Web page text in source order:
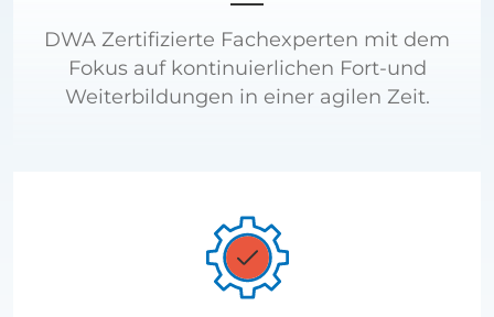
DWA Zertifizierte Fachexperten mit dem
Fokus auf kontinuierlichen Fort-und
Weiterbildungen in einer agilen Zeit.